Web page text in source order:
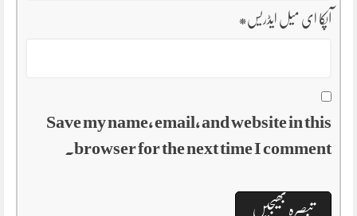
آپکا ای میل ایڈریس*
Save my name, email, and website in this
browser for the next time I comment.